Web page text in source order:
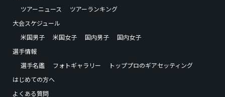
ツアーニュース
ツアーランキング
大会スケジュール
米国男子
米国女子 国内男子
国内女子
選手情報
選手名鑑
フォトギャラリー
トッププロのギアセッティング
はじめての方へ
よくある質問